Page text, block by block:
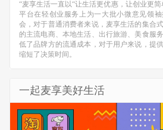
“麦享生活一直以“让生活更优惠，让创业更简
平台在轻创业服务上为一大批小微意见领
会，对于普通消费者来说，麦享生活的集合
的主流电商、本地生活、出行旅游、美食服
低了品牌方的流通成本，对于用户来说，提
缩短了决策时间。
一起麦享美好生活